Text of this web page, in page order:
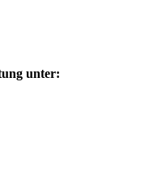
unter: